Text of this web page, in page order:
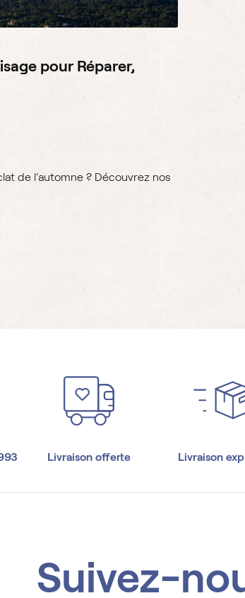
pour Réparer,
de l’automne ? Découvrez nos
Livraison offerte Livraison
Suivez-